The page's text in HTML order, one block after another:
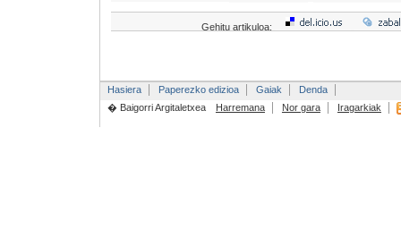
Gehitu artikuloa:
Hasiera Paperezko edizioa Gaiak
Denda
� Baigorri Argitaletxea
Harremana Nor gara Iragarkiak